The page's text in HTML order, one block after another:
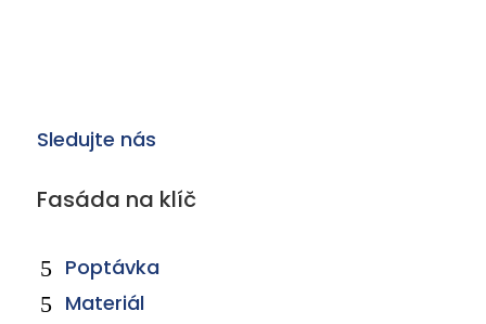
Sledujte nás
Fasáda na klíč
Poptávka
Materiál